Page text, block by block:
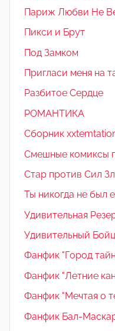
Париж Любви Не
Пикси и Брут
Под Замком
Пригласи меня на
Разбитое Сердце
РОМАНТИКА
Сборник
Смешные комиксы
Стар против Сил
Ты никогда не был
Удивительная
Удивительный
Фанфик "Город
Фанфик "Летние
Фанфик "Мечтая о
Фанфик Бал-